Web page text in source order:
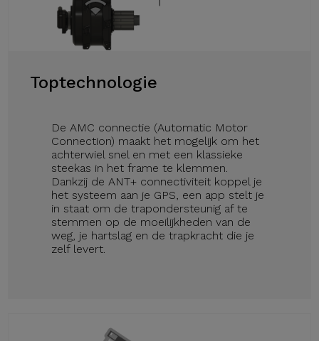
Toptechnologie
De AMC connectie (Automatic Motor
Connection) maakt het mogelijk om het
achterwiel snel en met een klassieke
steekas in het frame te klemmen.
Dankzij de ANT+ connectiviteit koppel je
het systeem aan je GPS, een app stelt je
in staat om de trapondersteunig af te
stemmen op de moeilijkheden van de
weg, je hartslag en de trapkracht die je
zelf levert.